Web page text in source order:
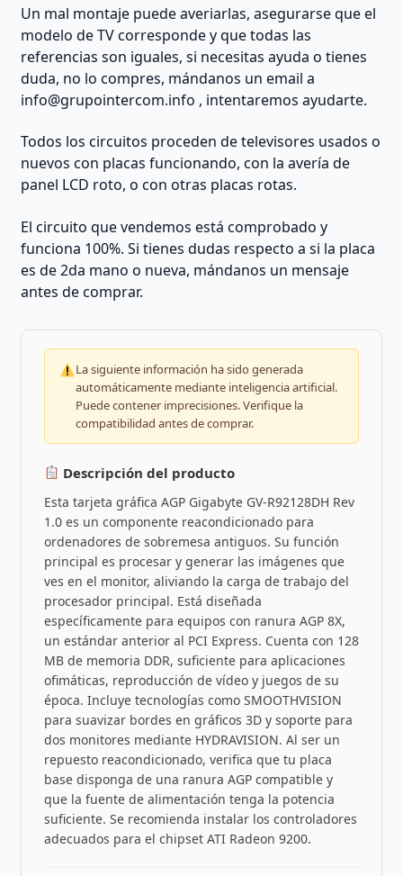
Un mal montaje puede averiarlas, asegurarse que el
modelo de TV corresponde y que todas las
referencias son iguales, si necesitas ayuda o tienes
duda, no lo compres, mándanos un email a
info@grupointercom.info , intentaremos ayudarte.
Todos los circuitos proceden de televisores usados o
nuevos con placas funcionando, con la avería de
panel LCD roto, o con otras placas rotas.
El circuito que vendemos está comprobado y
funciona 100%. Si tienes dudas respecto a si la placa
es de 2da mano o nueva, mándanos un mensaje
antes de comprar.
La siguiente información ha sido generada
automáticamente mediante inteligencia artificial.
Puede contener imprecisiones. Verifique la
compatibilidad antes de comprar.
Descripción del producto
Esta tarjeta gráfica AGP Gigabyte GV-R92128DH Rev
1.0 es un componente reacondicionado para
ordenadores de sobremesa antiguos. Su función
principal es procesar y generar las imágenes que
ves en el monitor, aliviando la carga de trabajo del
procesador principal. Está diseñada
específicamente para equipos con ranura AGP 8X,
un estándar anterior al PCI Express. Cuenta con 128
MB de memoria DDR, suficiente para aplicaciones
ofimáticas, reproducción de vídeo y juegos de su
época. Incluye tecnologías como SMOOTHVISION
para suavizar bordes en gráficos 3D y soporte para
dos monitores mediante HYDRAVISION. Al ser un
repuesto reacondicionado, verifica que tu placa
base disponga de una ranura AGP compatible y
que la fuente de alimentación tenga la potencia
suficiente. Se recomienda instalar los controladores
adecuados para el chipset ATI Radeon 9200.